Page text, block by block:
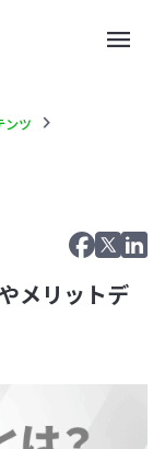
menu
ンツ chevron_right
メリットデ